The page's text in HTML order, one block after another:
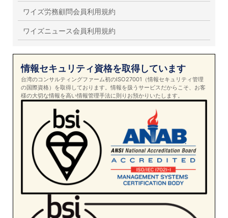
ワイズ労務顧問会員利用規約
ワイズニュース会員利用規約
情報セキュリティ資格を取得しています
台湾のコンサルティングファーム初のISO27001（情報セキュリティ管理
の国際資格）を取得しております。情報を扱うサービスだからこそ、お客
様の大切な情報を高い情報管理手法に則りお預かりいたします。